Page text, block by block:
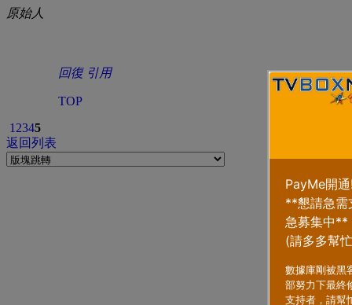
原始人
回復 引用
TOP
1 2345
返回列表